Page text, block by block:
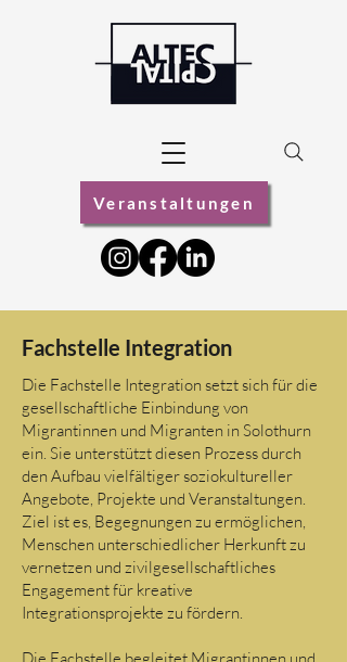
Veranstaltungen
Fachstelle Integration
Die Fachstelle Integration setzt sich für die
gesellschaftliche Einbindung von
Migrantinnen und Migranten in Solothurn
ein. Sie unterstützt diesen Prozess durch
den Aufbau vielfältiger soziokultureller
Angebote, Projekte und Veranstaltungen.
Ziel ist es, Begegnungen zu ermöglichen,
Menschen unterschiedlicher Herkunft zu
vernetzen und zivilgesellschaftliches
Engagement für kreative
Integrationsprojekte zu fördern.